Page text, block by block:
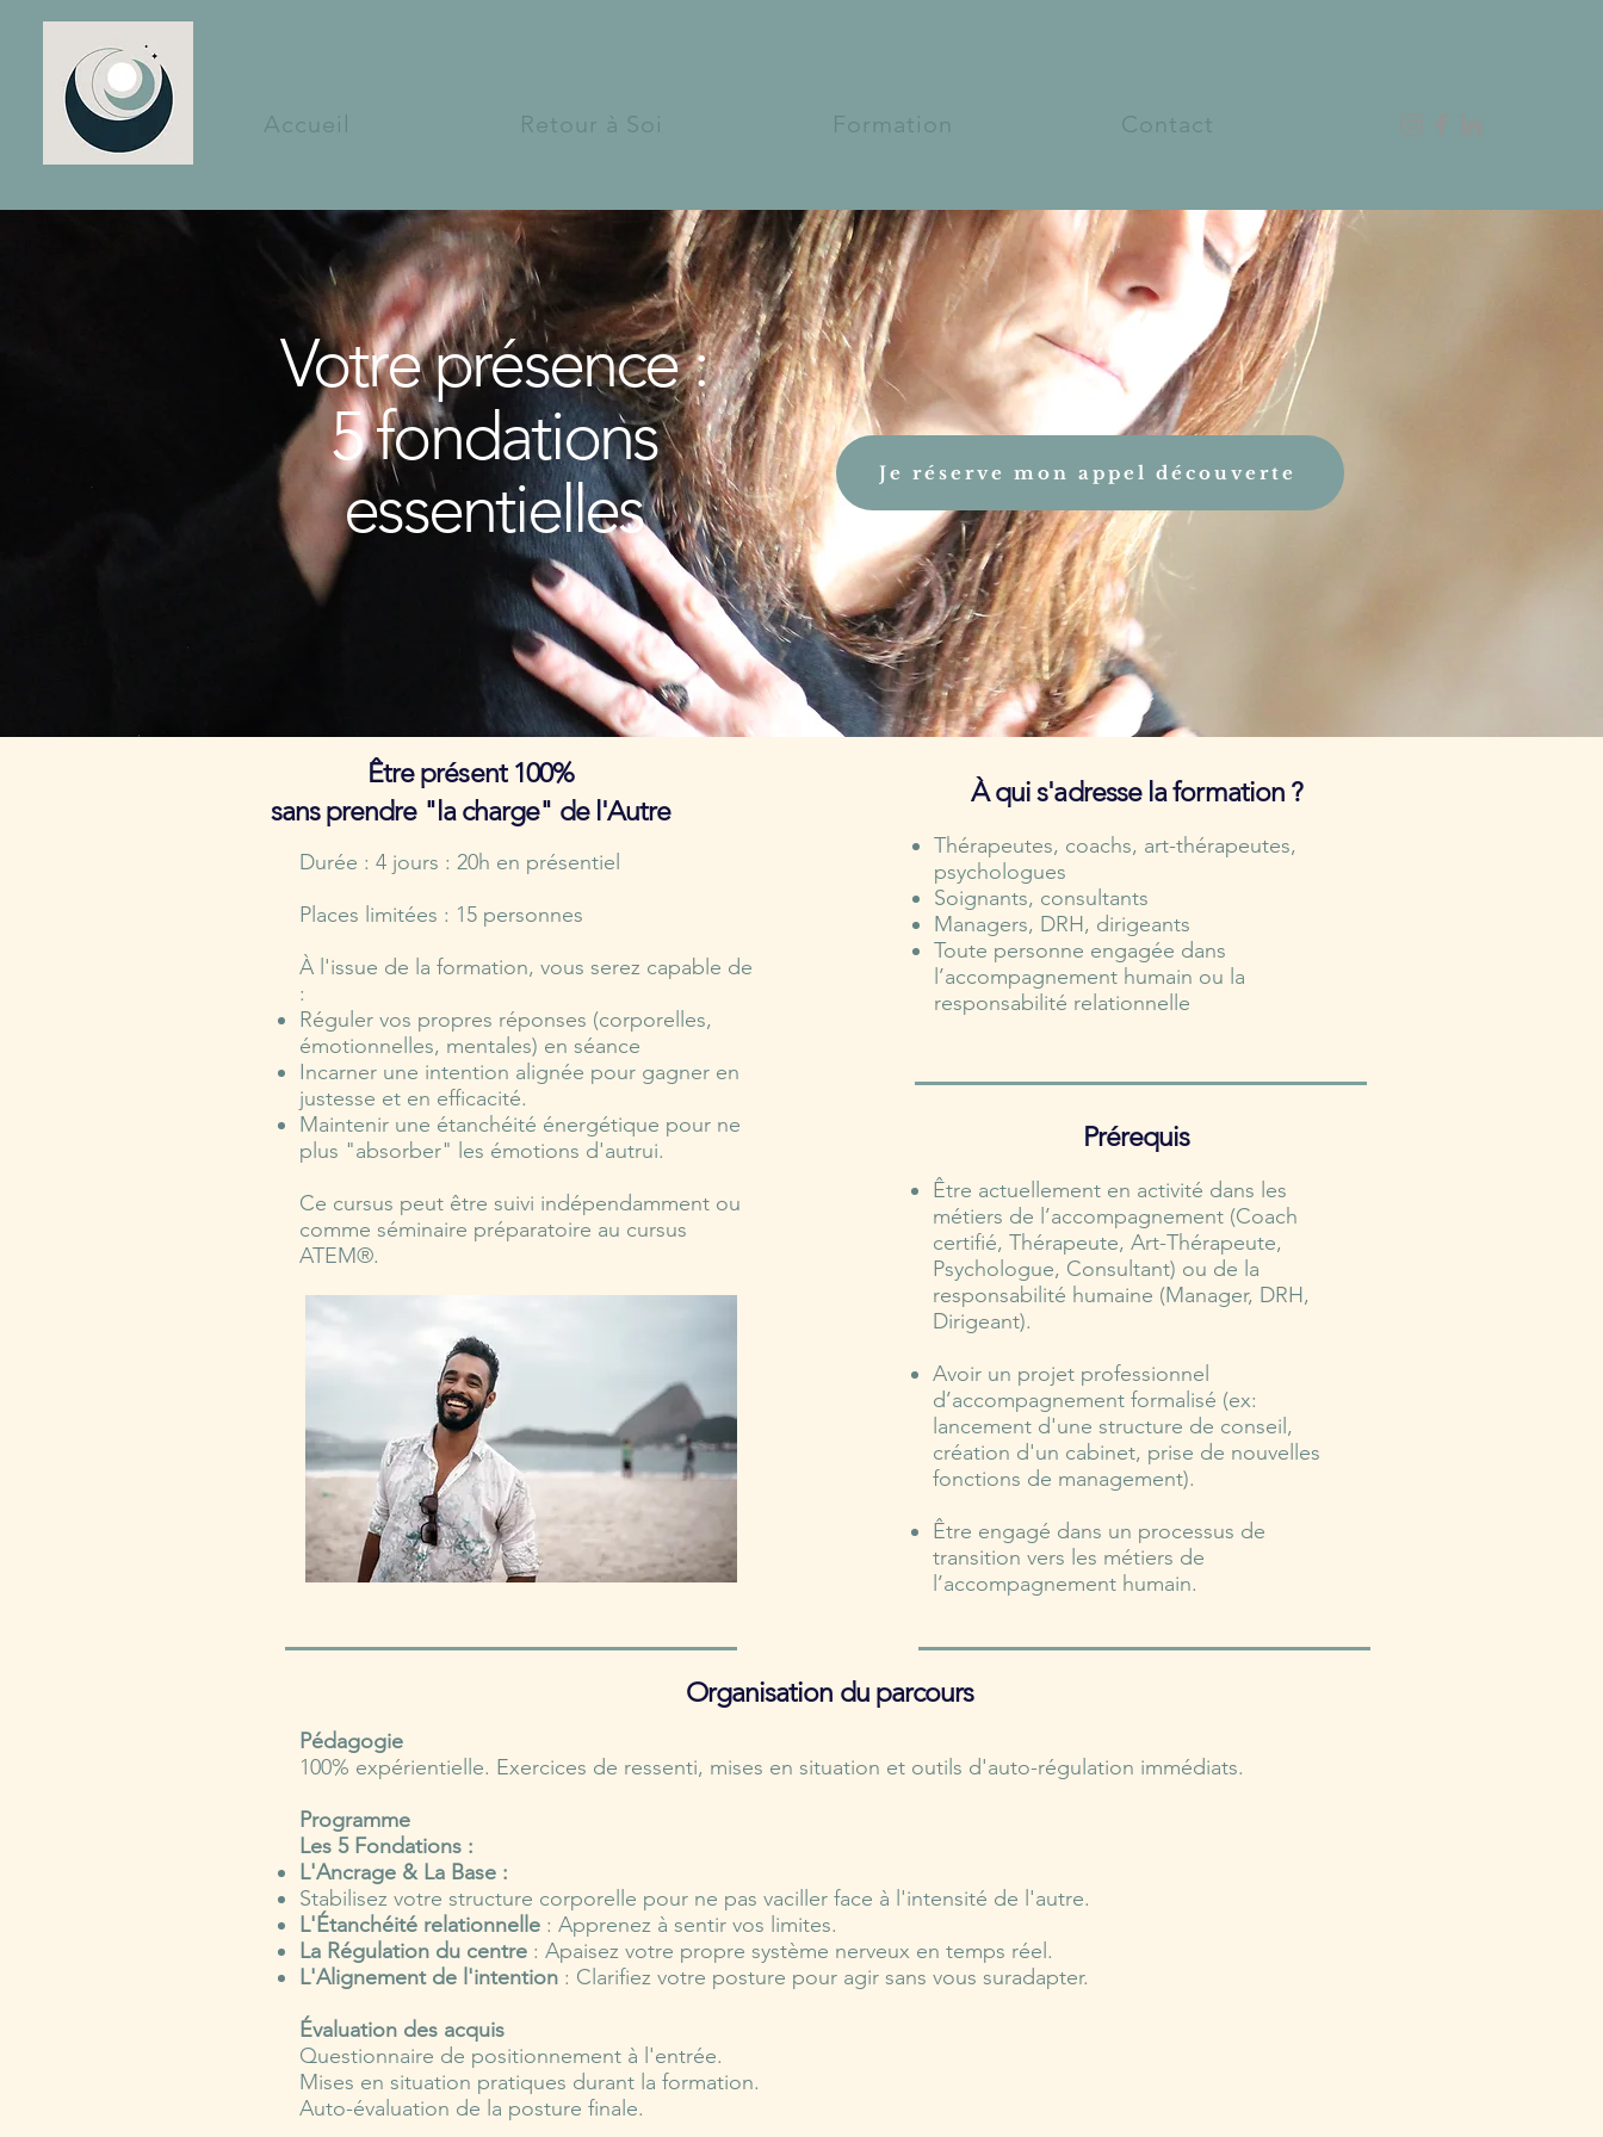
Accueil Retour à Soi Formation Contact
Votre présence :
5 fondations
essentielles
Je réserve mon appel découverte
​Être présent 100%
sans prendre "la charge" de l'Autre
Durée : 4 jours : 20h en présentiel​
Places limitées : 15 personnes
À l'issue de la formation, vous serez capable de
:
Réguler vos propres réponses (corporelles,
émotionnelles, mentales) en séance
Incarner une intention alignée pour gagner en
justesse et en efficacité.
Maintenir une étanchéité énergétique pour ne
plus "absorber" les émotions d'autrui.
Ce cursus peut être suivi indépendamment ou
comme séminaire préparatoire au cursus
ATEM®.
À qui s'adresse la formation ?
Thérapeutes, coachs, art-thérapeutes,
psychologues
Soignants, consultants
Managers, DRH, dirigeants
Toute personne engagée dans
l’accompagnement humain ou la
responsabilité relationnelle
Prérequis
Être actuellement en activité dans les
métiers de l’accompagnement (Coach
certifié, Thérapeute, Art-Thérapeute,
Psychologue, Consultant) ou de la
responsabilité humaine (Manager, DRH,
Dirigeant).
Avoir un projet professionnel
d’accompagnement formalisé (ex:
lancement d'une structure de conseil,
création d'un cabinet, prise de nouvelles
fonctions de management).
Être engagé dans un processus de
transition vers les métiers de
l’accompagnement humain.
Organisation du parcours
Pédagogie
100% expérientielle. Exercices de ressenti, mises en situation et outils d'auto-régulation immédiats.
Programme
Les 5 Fondations :
L'Ancrage & La Base :
Stabilisez votre structure corporelle pour ne pas vaciller face à l'intensité de l'autre.
L'Étanchéité relationnelle : Apprenez à sentir vos limites.
La Régulation du centre : Apaisez votre propre système nerveux en temps réel.
L'Alignement de l'intention : Clarifiez votre posture pour agir sans vous suradapter.
Évaluation des acquis
Questionnaire de positionnement à l'entrée.
Mises en situation pratiques durant la formation.
Auto-évaluation de la posture finale.​